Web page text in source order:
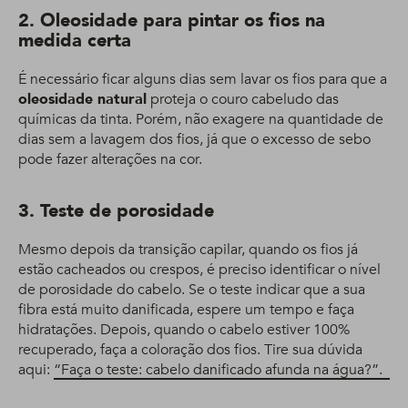
2. Oleosidade para pintar os fios na
medida certa
É necessário ficar alguns dias sem lavar os fios para que a
oleosidade natural proteja o couro cabeludo das
químicas da tinta. Porém, não exagere na quantidade de
dias sem a lavagem dos fios, já que o excesso de sebo
pode fazer alterações na cor.
3. Teste de porosidade
Mesmo depois da transição capilar, quando os fios já
estão cacheados ou crespos, é preciso identificar o nível
de porosidade do cabelo. Se o teste indicar que a sua
fibra está muito danificada, espere um tempo e faça
hidratações. Depois, quando o cabelo estiver 100%
recuperado, faça a coloração dos fios. Tire sua dúvida
aqui: “Faça o teste: cabelo danificado afunda na água?”.